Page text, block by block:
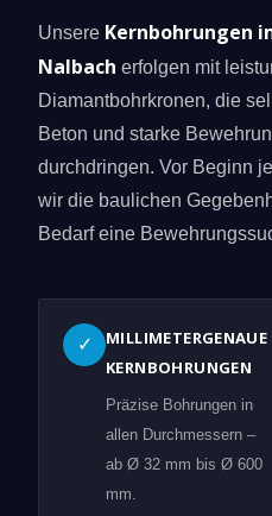
Unsere Kernbohrungen
Nalbach erfolgen mit
Diamantbohrkronen, die
Beton und starke
durchdringen. Vor Beginn
wir die baulichen
Bedarf eine
✓
MILLIMETERGENAUE
KERNBOHRUNGEN
Präzise Bohrungen in
allen Durchmessern –
ab Ø 32 mm bis Ø 600
mm.